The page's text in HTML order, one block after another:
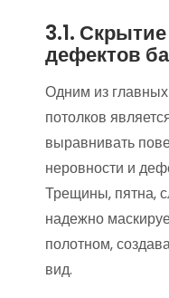
3.1.
дефектов
Одним из
потолков
выравнивать
неровности и
Трещины‚ пятна‚
надежно
полотном‚
вид.